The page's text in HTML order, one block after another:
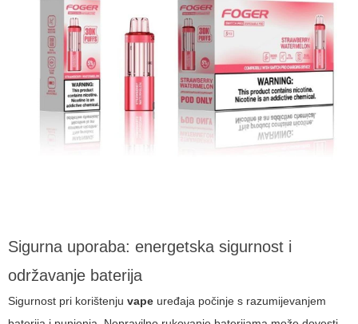
Sigurna uporaba: energetska sigurnost i
održavanje baterija
Sigurnost pri korištenju vape uređaja počinje s razumijevanjem